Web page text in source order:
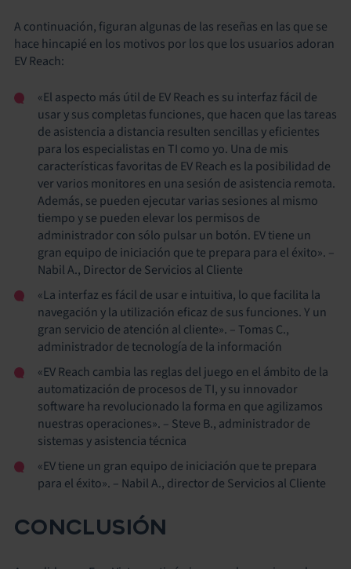
A continuación, figuran algunas de las reseñas en las que se
hace hincapié en los motivos por los que los usuarios adoran
EV Reach:
«El aspecto más útil de EV Reach es su interfaz fácil de
usar y sus completas funciones, que hacen que las tareas
de asistencia a distancia resulten sencillas y eficientes
para los especialistas en TI como yo. Una de mis
características favoritas de EV Reach es la posibilidad de
ver varios monitores en una sesión de asistencia remota.
Además, se pueden ejecutar varias sesiones al mismo
tiempo y se pueden elevar los permisos de
administrador con sólo pulsar un botón. EV tiene un
gran equipo de iniciación que te prepara para el éxito». –
Nabil A., Director de Servicios al Cliente
«La interfaz es fácil de usar e intuitiva, lo que facilita la
navegación y la utilización eficaz de sus funciones. Y un
gran servicio de atención al cliente». – Tomas C.,
administrador de tecnología de la información
«EV Reach cambia las reglas del juego en el ámbito de la
automatización de procesos de TI, y su innovador
software ha revolucionado la forma en que agilizamos
nuestras operaciones». – Steve B., administrador de
sistemas y asistencia técnica
«EV tiene un gran equipo de iniciación que te prepara
para el éxito». – Nabil A., director de Servicios al Cliente
CONCLUSIÓN